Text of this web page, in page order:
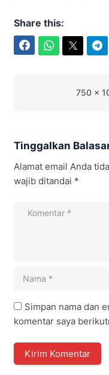
Share this:
750 x
Tinggalkan
Alamat email Anda
wajib ditandai *
Simpan nama dan
komentar saya